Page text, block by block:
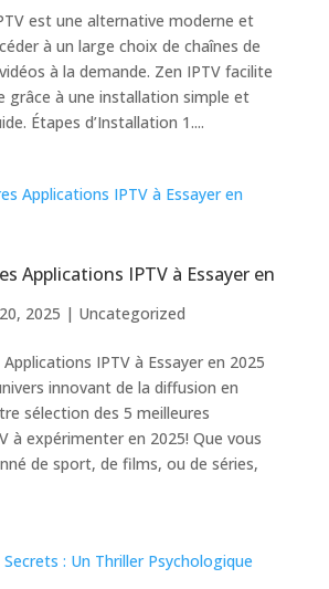
est une alternative moderne et
à un large choix de chaînes de
à la demande. Zen IPTV facilite
grâce à une installation simple et
Étapes d’Installation 1....
Applications IPTV à Essayer en
2025 | Uncategorized
IPTV à Essayer en 2025
innovant de la diffusion en
sélection des 5 meilleures
à expérimenter en 2025! Que vous
de sport, de films, ou de séries,